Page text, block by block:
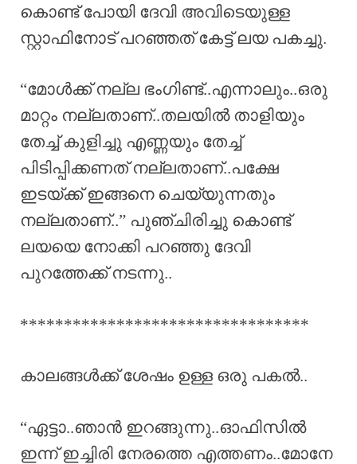
കൊണ്ട് പോയി ദേവി അവിടെയുള്ള
സ്റ്റാഫിനോട് പറഞ്ഞത് കേട്ട് ലയ പകച്ചു.
“മോൾക്ക് നല്ല ഭംഗിണ്ട്..എന്നാലും..ഒരു
മാറ്റം നല്ലതാണ്..തലയിൽ താളിയും
തേച്ച് കുളിച്ചു എണ്ണയും തേച്ച്
പിടിപ്പിക്കണത് നല്ലതാണ്..പക്ഷേ
ഇടയ്ക്ക് ഇങ്ങനെ ചെയ്യുന്നതും
നല്ലതാണ്..” പുഞ്ചിരിച്ചു കൊണ്ട്
ലയയെ നോക്കി പറഞ്ഞു ദേവി
പുറത്തേക്ക് നടന്നു..
*********************************
കാലങ്ങൾക്ക് ശേഷം ഉള്ള ഒരു പകൽ..
“ഏട്ടാ..ഞാൻ ഇറങ്ങുന്നു..ഓഫിസിൽ
ഇന്ന് ഇച്ചിരി നേരത്തെ എത്തണം..മോനേ